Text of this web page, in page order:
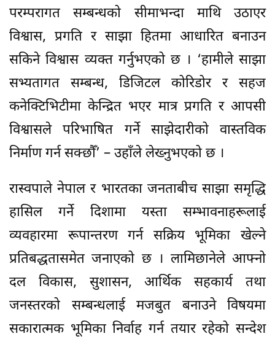
परम्परागत सम्बन्धको सीमाभन्दा माथि उठाएर
विश्वास, प्रगति र साझा हितमा आधारित बनाउन
सकिने विश्वास व्यक्त गर्नुभएको छ । ‘हामीले साझा
सभ्यतागत सम्बन्ध, डिजिटल कोरिडोर र सहज
कनेक्टिभिटीमा केन्द्रित भएर मात्र प्रगति र आपसी
विश्वासले परिभाषित गर्ने साझेदारीको वास्तविक
निर्माण गर्न सक्छौँ’ – उहाँले लेख्नुभएको छ ।
रास्वपाले नेपाल र भारतका जनताबीच साझा समृद्धि
हासिल गर्ने दिशामा यस्ता सम्भावनाहरूलाई
व्यवहारमा रूपान्तरण गर्न सक्रिय भूमिका खेल्ने
प्रतिबद्धतासमेत जनाएको छ । लामिछानेले आफ्नो
दल विकास, सुशासन, आर्थिक सहकार्य तथा
जनस्तरको सम्बन्धलाई मजबुत बनाउने विषयमा
सकारात्मक भूमिका निर्वाह गर्न तयार रहेको सन्देश